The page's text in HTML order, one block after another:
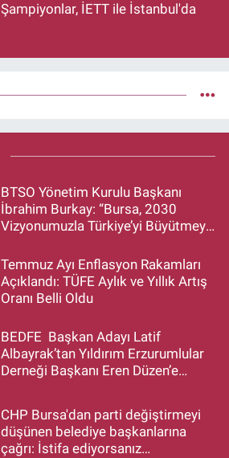
Şampiyonlar, İETT ile İstanbul'da
BTSO Yönetim Kurulu Başkanı
İbrahim Burkay: “Bursa, 2030
Vizyonumuzla Türkiye’yi Büyütmeye
Temmuz Ayı Enflasyon Rakamları
Açıklandı: TÜFE Aylık ve Yıllık Artış
Oranı Belli Oldu
BEDFE Başkan Adayı Latif
Albayrak’tan Yıldırım Erzurumlular
Derneği Başkanı Eren Düzen’e
CHP Bursa'dan parti değiştirmeyi
düşünen belediye başkanlarına
çağrı: İstifa ediyorsanız